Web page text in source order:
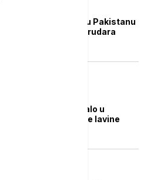
U eksploziji u rudniku u Pakistanu
poginulo najmanje 32 rudara
Deset planinara nestalo u
Pakistanu nakon velike lavine